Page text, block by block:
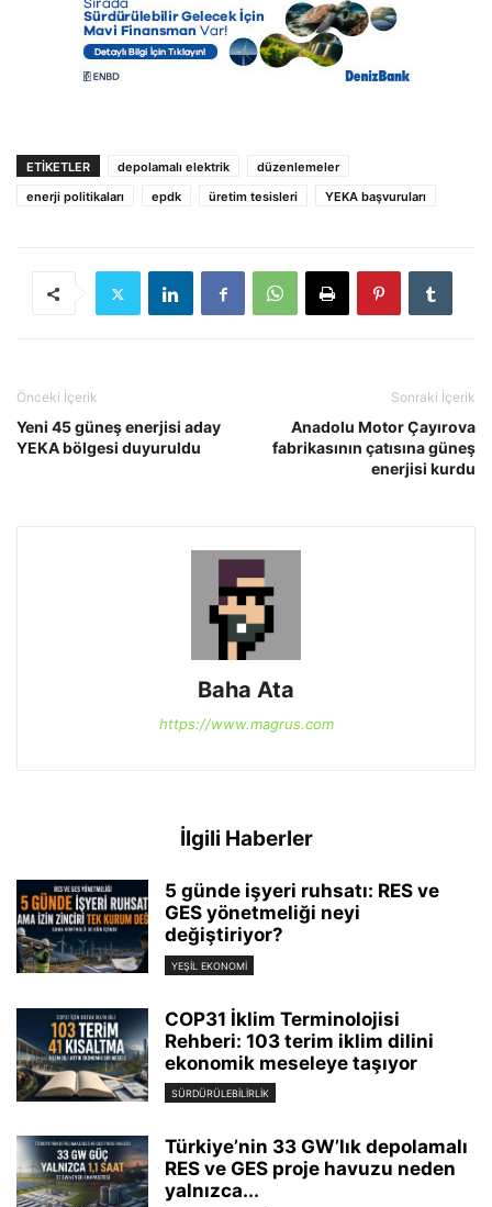
ETIKETLER depolamalı elektrik
düzenlemeler
enerji politikaları
epdk üretim tesisleri YEKA başvuruları
Önceki İçerik
Yeni 45 güneş enerjisi aday
YEKA bölgesi duyuruldu
Sonraki İçerik
Anadolu Motor Çayırova
fabrikasının çatısına güneş
enerjisi kurdu
Baha Ata
https://www.magrus.com
İlgili Haberler
5 günde işyeri ruhsatı: RES ve
GES yönetmeliği neyi
değiştiriyor?
YEŞIL EKONOMI
COP31 İklim Terminolojisi
Rehberi: 103 terim iklim dilini
ekonomik meseleye taşıyor
SÜRDÜRÜLEBILIRLIK
Türkiye’nin 33 GW’lık depolamalı
RES ve GES proje havuzu neden
yalnızca...